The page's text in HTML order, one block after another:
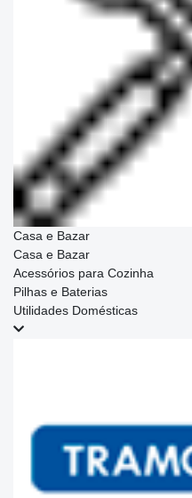
Casa e Bazar
Casa e Bazar
Acessórios para Cozinha
Pilhas e Baterias
Utilidades Domésticas